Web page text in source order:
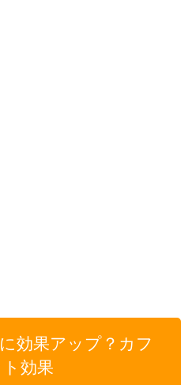
効果アップ？カフ
効果